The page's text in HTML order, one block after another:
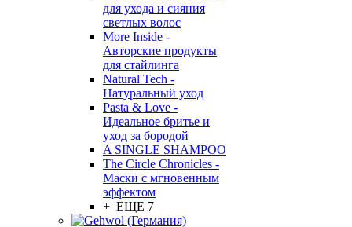
для ухода и сияния
светлых волос
More Inside -
Авторские продукты
для стайлинга
Natural Tech -
Натуральный уход
Pasta & Love -
Идеальное бритье и
уход за бородой
A SINGLE SHAMPOO
The Circle Chronicles -
Маски с мгновенным
эффектом
+ ЕЩЕ 7